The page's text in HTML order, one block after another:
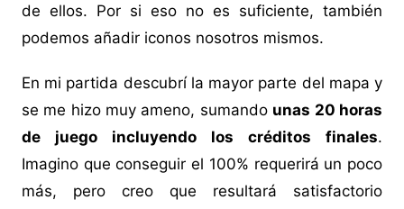
de ellos. Por si eso no es suficiente, también
podemos añadir iconos nosotros mismos.
En mi partida descubrí la mayor parte del mapa y
se me hizo muy ameno, sumando unas 20 horas
de juego incluyendo los créditos finales.
Imagino que conseguir el 100% requerirá un poco
más, pero creo que resultará satisfactorio